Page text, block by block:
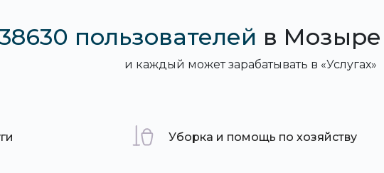
пользователей в Мозыре
и каждый может зарабатывать в «Услугах»
Уборка и помощь по хозяйству